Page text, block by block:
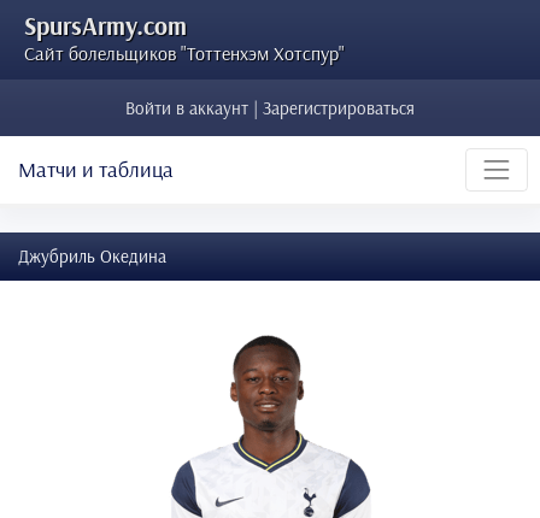
SpursArmy.com
Сайт болельщиков "Тоттенхэм Хотспур"
Войти в аккаунт | Зарегистрироваться
Матчи и таблица
Джубриль Окедина